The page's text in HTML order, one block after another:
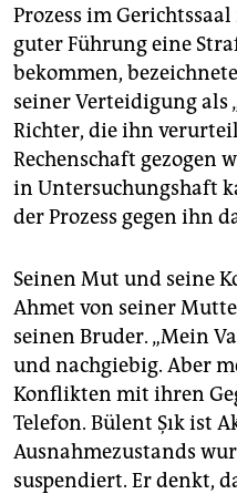
Prozess im
guter Führung eine
bekommen,
seiner Verteidigung als
Richter, die ihn
Rechenschaft gezogen
in Untersuchungshaft
der Prozess gegen ihn
Seinen Mut und seine
Ahmet von seiner
seinen Bruder. „Mein
und nachgiebig. Aber
Konflikten mit ihren
Telefon. Bülent Şık ist
Ausnahmezustands
suspendiert. Er denkt,